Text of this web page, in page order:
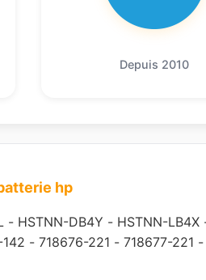
Depuis 2010
hp
- HSTNN-DB4Y - HSTNN-LB4X
- 718676-221 - 718677-221 -